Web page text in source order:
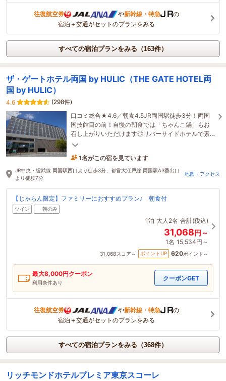
往復航空券 や新幹線・特急
の
宿泊＋交通がセットのプランをみる
すべての宿泊プランをみる（163件）
ザ・ゲートホテル両国 by HULIC（THE GATE HOTEL両
国 by HULIC）
4.6
(298件)
口コミ総合★4.6／朝食4.5JR両国駅徒歩3分！両国
国技館目の前！自慢の朝食では「ちゃんこ鍋」もお
召し上がりいただけます◎リバーサイドホテルで素
敵なホテルステイをお過ごしください♪
8時間前に予約されました
JR中央・総武線 両国駅西口より徒歩3分、都営大江戸線 両国駅A3番出口
より徒歩7分
地図・アクセス
【じゃらん限定】ファミリーにおすすめプラン♪ 朝食付
ツイン 朝のみ
1泊 大人2名 合計(税込)
31,068円～
1名 15,534円～
31,068スコア～ ポイントUP 620ポイント～
最大8,000円クーポン
利用条件あり
クーポンGET
往復航空券 や新幹線・特急
の
宿泊＋交通がセットのプランをみる
すべての宿泊プランをみる（368件）
リッチモンドホテルプレミア東京スコーレ